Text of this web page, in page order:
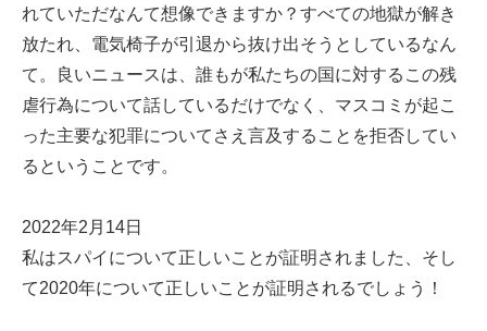
れていただなんて想像できますか？すべての地獄が解き
放たれ、電気椅子が引退から抜け出そうとしているなん
て。良いニュースは、誰もが私たちの国に対するこの残
虐行為について話しているだけでなく、マスコミが起こ
った主要な犯罪についてさえ言及することを拒否してい
るということです。
2022年2月14日
私はスパイについて正しいことが証明されました、そし
て2020年について正しいことが証明されるでしょう！